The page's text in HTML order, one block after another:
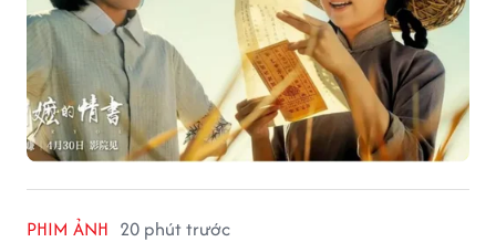
PHIM ẢNH 20 phút trước